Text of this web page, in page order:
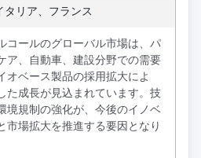
タリア、フランス
コールのグローバル市場は、パ
ア、自動車、建設分野での需要
オベース製品の採用拡大によ
た成長が見込まれています。技
境規制の強化が、今後のイノベ
市場拡大を推進する要因となり